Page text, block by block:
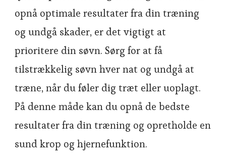
opnå optimale resultater fra din træning
og undgå skader, er det vigtigt at
prioritere din søvn. Sørg for at få
tilstrækkelig søvn hver nat og undgå at
træne, når du føler dig træt eller uoplagt.
På denne måde kan du opnå de bedste
resultater fra din træning og opretholde en
sund krop og hjernefunktion.